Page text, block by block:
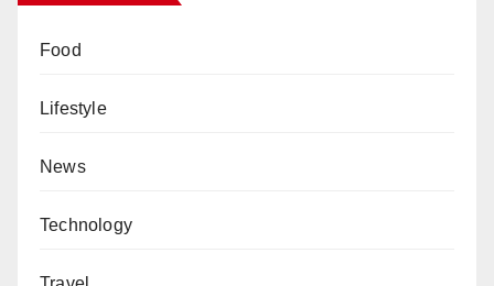
Food
Lifestyle
News
Technology